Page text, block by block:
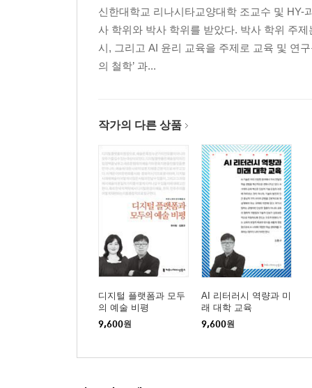
신한대학교 리나시타교양대학 조교수 및 HY-
사 학위와 박사 학위를 받았다. 박사 학위 주
시, 그리고 AI 윤리 교육을 주제로 교육 및 연
의 철학’ 과...
작가의 다른 상품
디지털 플랫폼과 모두
의 예술 비평
9,600원
AI 리터러시 역량과 미
래 대학 교육
9,600원